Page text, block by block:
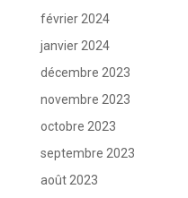
février 2024
janvier 2024
décembre 2023
novembre 2023
octobre 2023
septembre 2023
août 2023